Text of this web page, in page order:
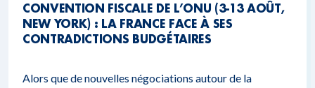
CONVENTION FISCALE DE L’ONU (3-13 AOÛT,
NEW YORK) : LA FRANCE FACE À SES
CONTRADICTIONS BUDGÉTAIRES
Alors que de nouvelles négociations autour de la